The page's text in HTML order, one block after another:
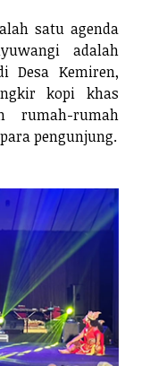
satu agenda
adalah
Desa Kemiren,
kopi khas
rumah-rumah
pengunjung.